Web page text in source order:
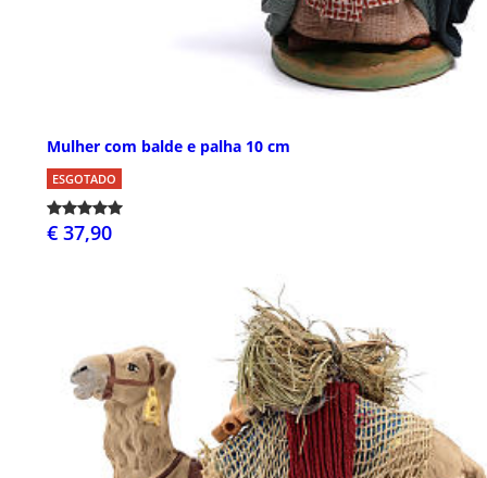
Mulher com balde e palha 10 cm
ESGOTADO
€ 37,90